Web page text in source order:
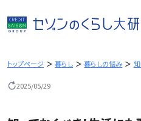
容
を
キトップページ 暮らし 暮らしの悩み
2025/05/29